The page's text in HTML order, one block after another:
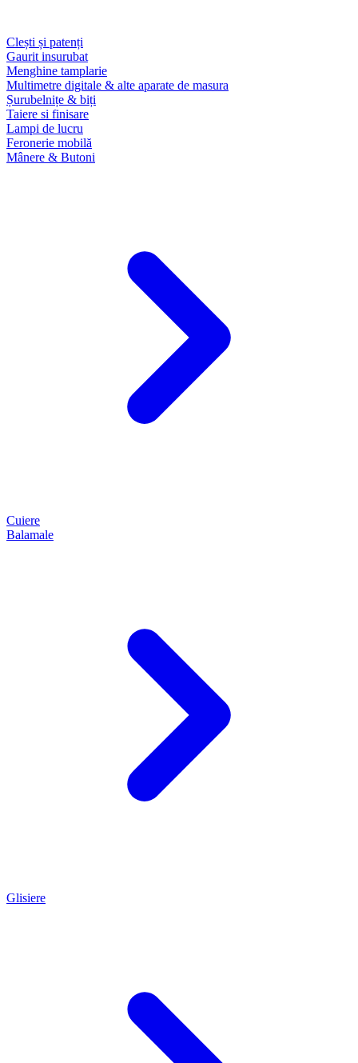
Clești și patenți
Gaurit insurubat
Menghine tamplarie
Multimetre digitale & alte aparate de masura
Șurubelnițe & biți
Taiere si finisare
Lampi de lucru
Feronerie mobilă
Mânere & Butoni
Cuiere
Balamale
Glisiere